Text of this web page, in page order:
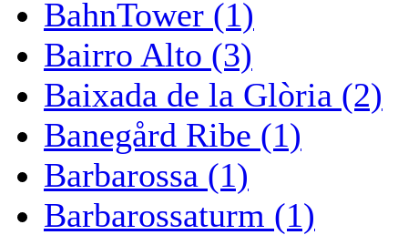
BahnTower (1)
Bairro Alto (3)
Baixada de la Glòria (2)
Banegård Ribe (1)
Barbarossa (1)
Barbarossaturm (1)